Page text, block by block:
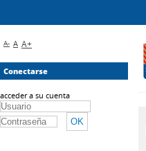
A- A A+
Conectarse
acceder a su cuenta